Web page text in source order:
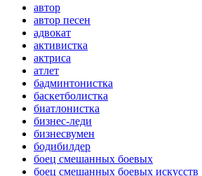
автор
автор песен
адвокат
активистка
актриса
атлет
бадминтонистка
баскетболистка
биатлонистка
бизнес-леди
бизнесвумен
бодибилдер
боец смешанных боевых
боец смешанных боевых искусств